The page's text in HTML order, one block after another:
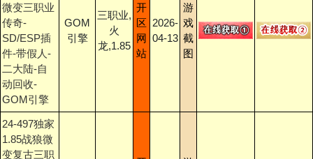
微变三职业
传奇-
SD/ESP插
件-带假人-
二大陆-自
动回收-
GOM引擎
GOM
引擎
三职业,
火
龙,1.85
开
区
网
站
2026-
04-13
游
戏
截
图
24-497独家
1.85战狼微
变复古三职